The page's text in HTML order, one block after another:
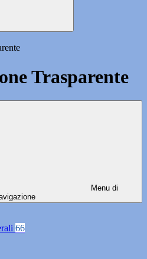
Trasparente
Menu di
66